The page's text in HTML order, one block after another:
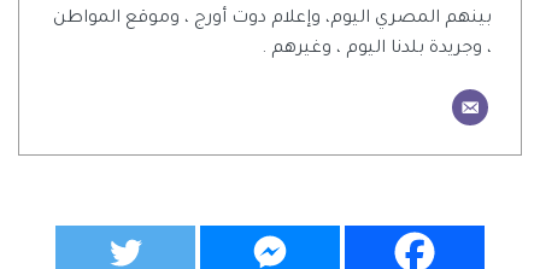
بينهم المصري اليوم، وإعلام دوت أورج ، وموقع المواطن
، وجريدة بلدنا اليوم ، وغيرهم .